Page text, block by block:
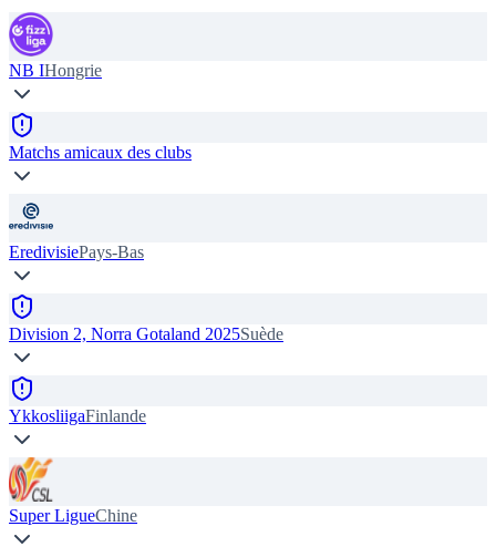
NB IHongrie
Matchs amicaux des clubs
EredivisiePays-Bas
Division 2, Norra Gotaland 2025Suède
YkkosliigaFinlande
Super LigueChine